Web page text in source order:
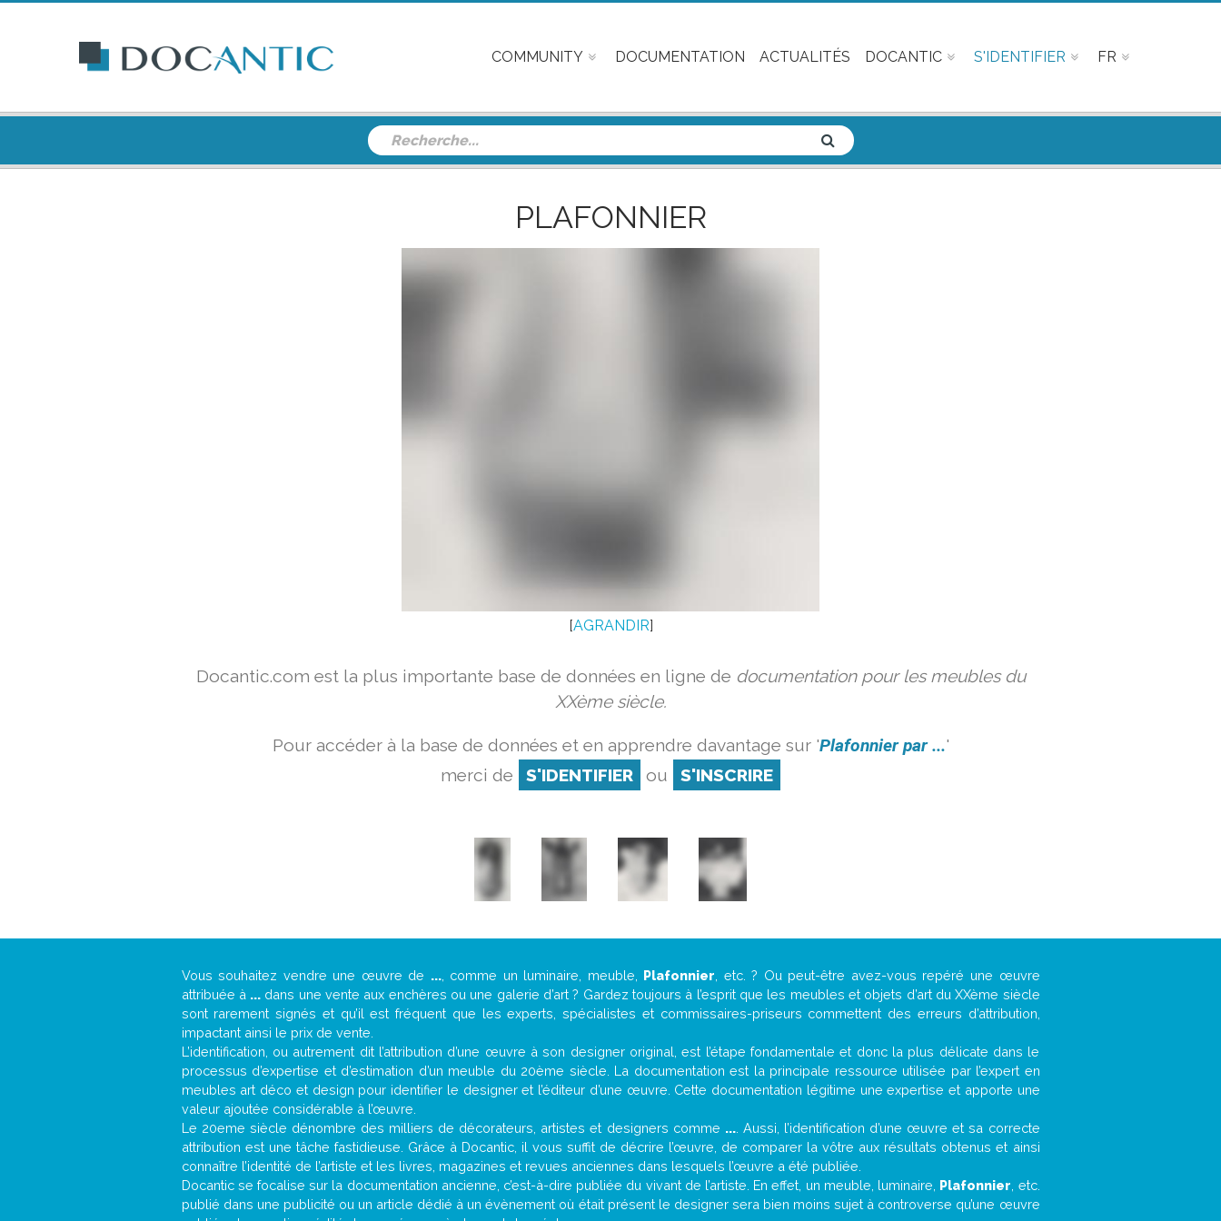
COMMUNITY DOCUMENTATION ACTUALITÉS DOCANTIC S'IDENTIFIER FR
PLAFONNIER
[AGRANDIR]
Docantic.com est la plus importante base de données en ligne de documentation pour les meubles du
XXème siècle.
Pour accéder à la base de données et en apprendre davantage sur 'Plafonnier par ...'
merci de
S'IDENTIFIER ou S'INSCRIRE
Vous souhaitez vendre une œuvre de ..., comme un luminaire, meuble, Plafonnier , etc. ? Ou peut-être avez-vous repéré une œuvre
attribuée à ... dans une vente aux enchères ou une galerie d’art ? Gardez toujours à l’esprit que les meubles et objets d’art du XXème siècle
sont rarement signés et qu’il est fréquent que les experts, spécialistes et commissaires-priseurs commettent des erreurs d’attribution,
impactant ainsi le prix de vente.
L’identification, ou autrement dit l’attribution d’une œuvre à son designer original, est l’étape fondamentale et donc la plus délicate dans le
processus d’expertise et d’estimation d’un meuble du 20ème siècle. La documentation est la principale ressource utilisée par l’expert en
meubles art déco et design pour identifier le designer et l’éditeur d’une œuvre. Cette documentation légitime une expertise et apporte une
valeur ajoutée considérable à l’œuvre.
Le 20eme siècle dénombre des milliers de décorateurs, artistes et designers comme .... Aussi, l’identification d’une œuvre et sa correcte
attribution est une tâche fastidieuse. Grâce à Docantic, il vous suffit de décrire l’œuvre, de comparer la vôtre aux résultats obtenus et ainsi
connaître l’identité de l’artiste et les livres, magazines et revues anciennes dans lesquels l’œuvre a été publiée.
Docantic se focalise sur la documentation ancienne, c’est-à-dire publiée du vivant de l’artiste. En effet, un meuble, luminaire, Plafonnier , etc.
publié dans une publicité ou un article dédié à un évènement où était présent le designer sera bien moins sujet à controverse qu’une œuvre